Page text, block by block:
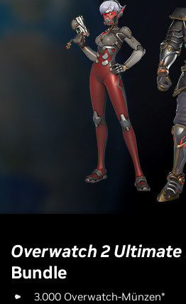
Overwatch 2
Bundle
3.000 Overwatch-Münzen*